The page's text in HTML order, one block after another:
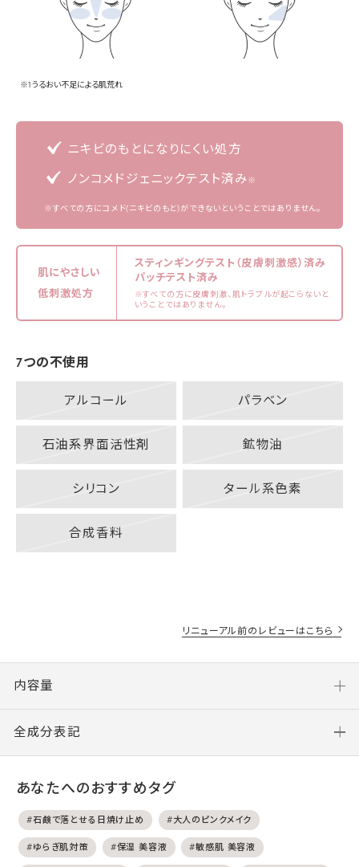
※1 うるおい不足による肌荒れ
ニキビのもとになりにくい処方
ノンコメドジェニックテスト済み※
※すべての方にコメド(ニキビのもと)ができないということではありません。
肌にやさしい
低刺激処方
スティンギングテスト（皮膚刺激感）済み
パッチテスト済み
※すべての方に皮膚刺激、肌トラブルが起こらないと
いうことではありません。
7つの不使用
アルコール パラベン
石油系界面活性剤 鉱物油
シリコン タール系色素
合成香料
リニューアル前のレビューはこちら
内容量
全成分表記
あなたへのおすすめタグ
#石鹸で落とせる日焼け止め #大人のピンクメイク
#ゆらぎ肌対策 #保湿 美容液 #敏感肌 美容液